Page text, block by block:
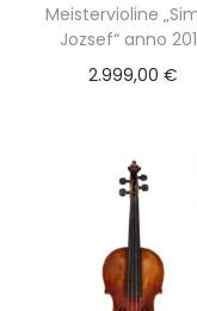
Meistervioline
Jozsef“ anno
2.999,00€